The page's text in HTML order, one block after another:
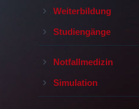
Weiterbildung
Studiengänge
Notfallmedizin
Simulation